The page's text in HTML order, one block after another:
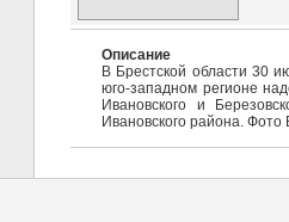
Описание
В Брестской области 30
юго-западном регионе
Ивановского и
Ивановского района.